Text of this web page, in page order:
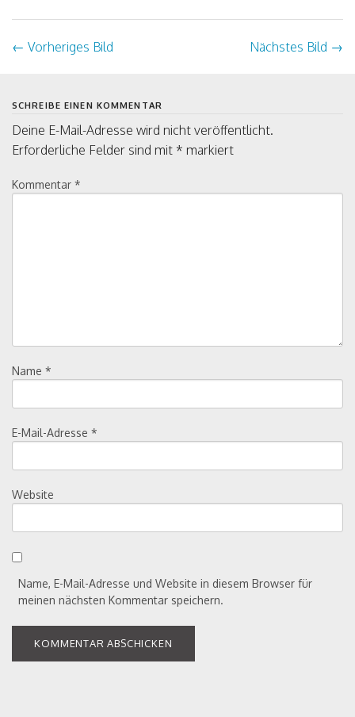
← Vorheriges Bild Nächstes Bild →
SCHREIBE EINEN KOMMENTAR
Deine E-Mail-Adresse wird nicht veröffentlicht.
Erforderliche Felder sind mit * markiert
Kommentar *
Name *
E-Mail-Adresse *
Website
Name, E-Mail-Adresse und Website in diesem Browser für
meinen nächsten Kommentar speichern.